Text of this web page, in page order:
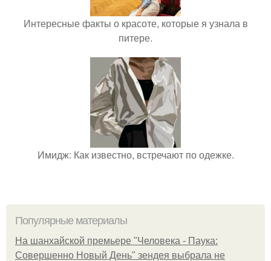
Интересные факты о красоте, которые я узнала в
питере.
Имидж: Как известно, встречают по одежке.
Популярные материалы
На шанхайской премьере "Человека - Паука:
Совершенно Новый День" зендея выбрала не